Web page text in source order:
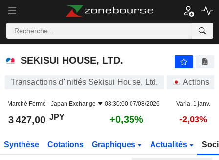
SEKISUI HOUSE, LTD.
SEKISUI HOUSE, LTD.
Transactions d'initiés Sekisui House, Ltd. Actions
Marché Fermé - Japan Exchange 08:30:00 07/08/2026 Varia. 1 janv.
3 427,00 JPY +0,35% -2,03%
Synthèse Cotations Graphiques Actualités